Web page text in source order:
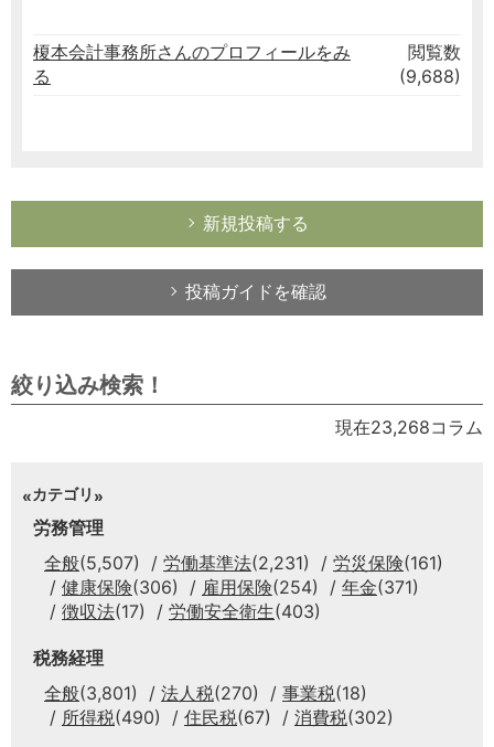
榎本会計事務所さんのプロフィールをみ
る
閲覧数
(9,688)
新規投稿する
投稿ガイドを確認
絞り込み検索！
現在23,268コラム
カテゴリ
労務管理
全般(5,507) 労働基準法(2,231) 労災保険(161)
健康保険(306) 雇用保険(254) 年金(371)
徴収法(17) 労働安全衛生(403)
税務経理
全般(3,801) 法人税(270) 事業税(18)
所得税(490) 住民税(67) 消費税(302)